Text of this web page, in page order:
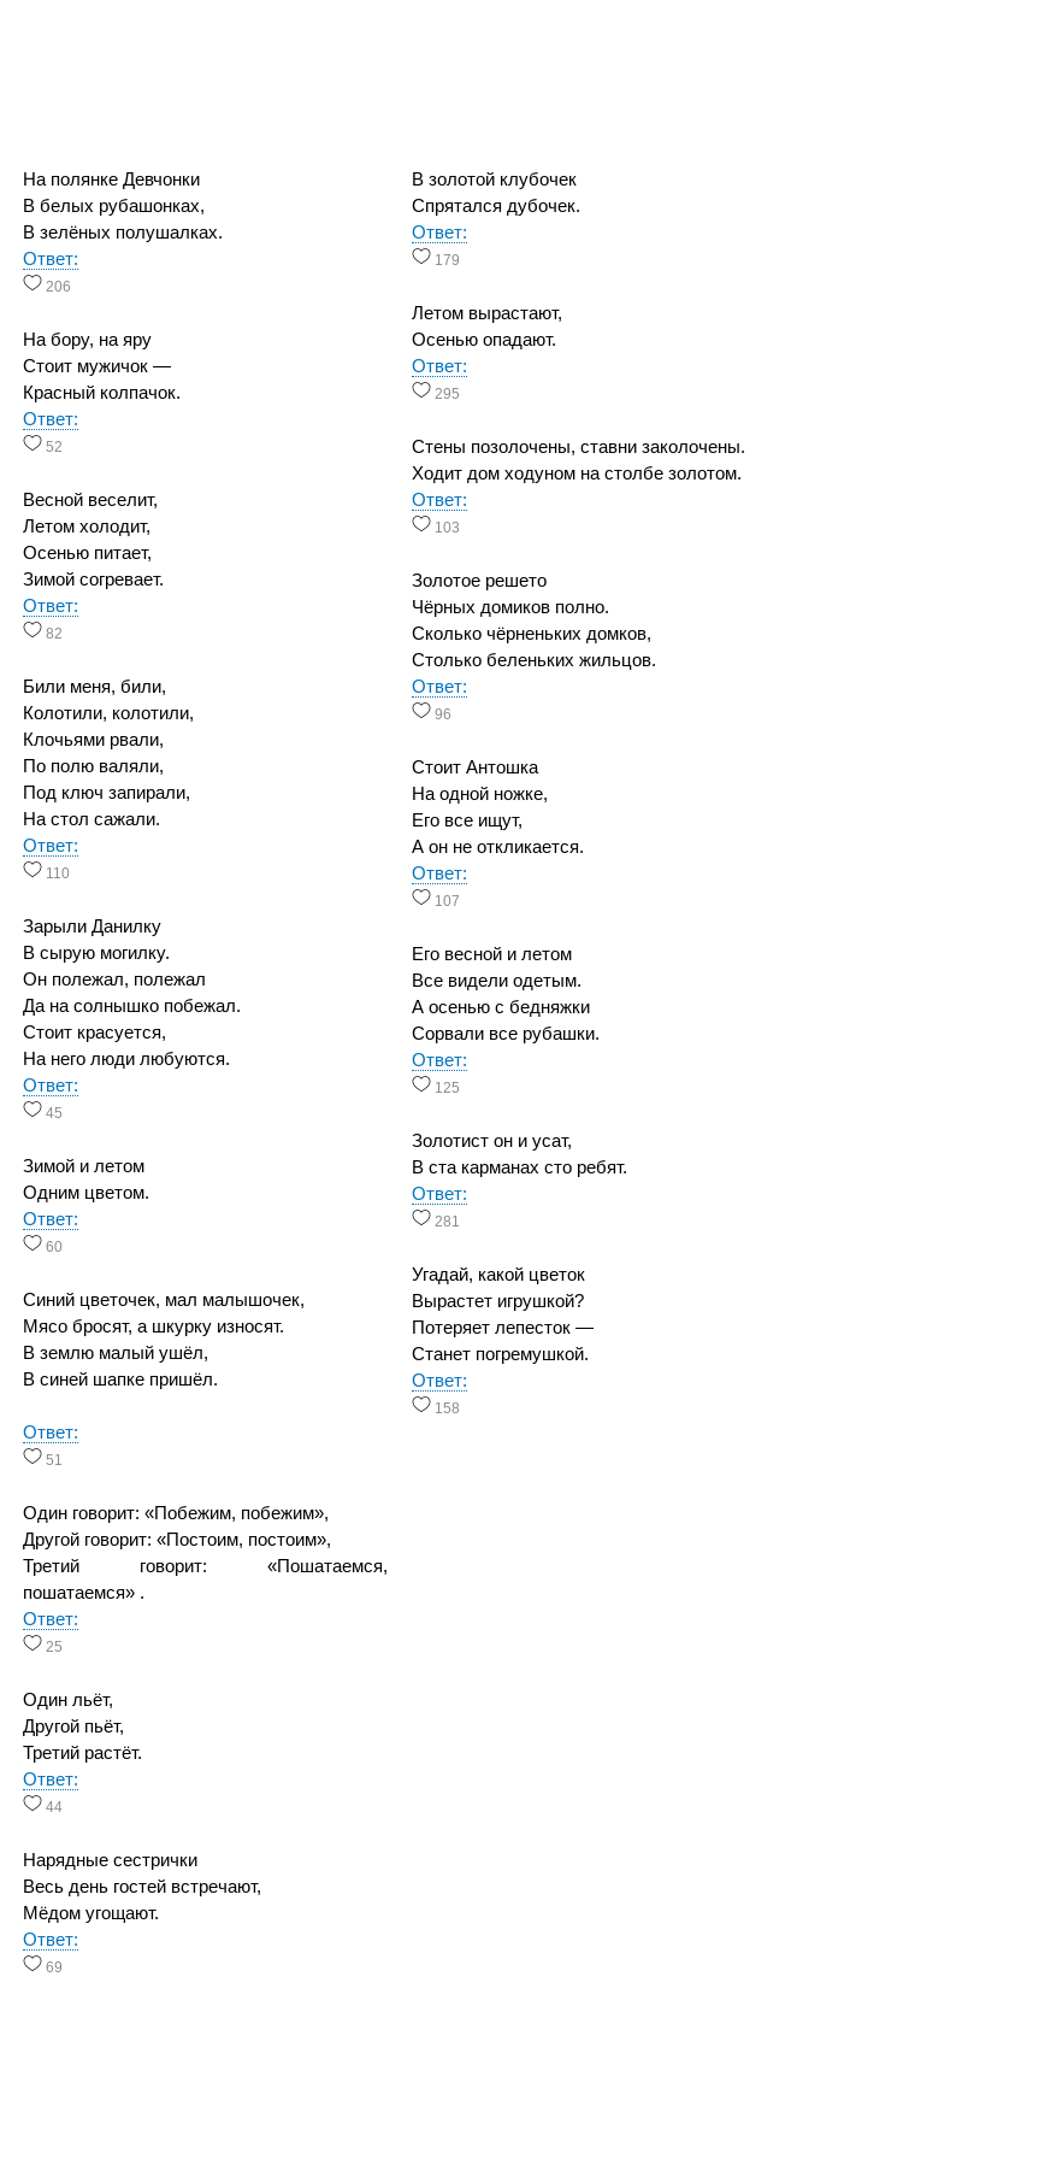
На полянке Девчонки
В белых рубашонках,
В зелёных полушалках.
Ответ:
206
На бору, на яру
Стоит мужичок —
Красный колпачок.
Ответ:
52
Весной веселит,
Летом холодит,
Осенью питает,
Зимой согревает.
Ответ:
82
Били меня, били,
Колотили, колотили,
Клочьями рвали,
По полю валяли,
Под ключ запирали,
На стол сажали.
Ответ:
110
Зарыли Данилку
В сырую могилку.
Он полежал, полежал
Да на солнышко побежал.
Стоит красуется,
На него люди любуются.
Ответ:
45
Зимой и летом
Одним цветом.
Ответ:
60
Синий цветочек, мал малышочек,
Мясо бросят, а шкурку износят.
В землю малый ушёл,
В синей шапке пришёл.
Ответ:
51
Один говорит: «Побежим, побежим»,
Другой говорит: «Постоим, постоим»,
Третий говорит: «Пошатаемся,
пошатаемся» .
Ответ:
25
Один льёт,
Другой пьёт,
Третий растёт.
Ответ:
44
Нарядные сестрички
Весь день гостей встречают,
Мёдом угощают.
Ответ:
69
В золотой клубочек
Спрятался дубочек.
Ответ:
179
Летом вырастают,
Осенью опадают.
Ответ:
295
Стены позолочены, ставни заколочены.
Ходит дом ходуном на столбе золотом.
Ответ:
103
Золотое решето
Чёрных домиков полно.
Сколько чёрненьких домков,
Столько беленьких жильцов.
Ответ:
96
Стоит Антошка
На одной ножке,
Его все ищут,
А он не откликается.
Ответ:
107
Его весной и летом
Все видели одетым.
А осенью с бедняжки
Сорвали все рубашки.
Ответ:
125
Золотист он и усат,
В ста карманах сто ребят.
Ответ:
281
Угадай, какой цветок
Вырастет игрушкой?
Потеряет лепесток —
Станет погремушкой.
Ответ:
158